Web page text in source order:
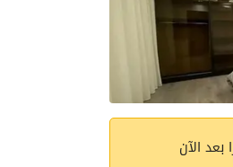
بعد الآن